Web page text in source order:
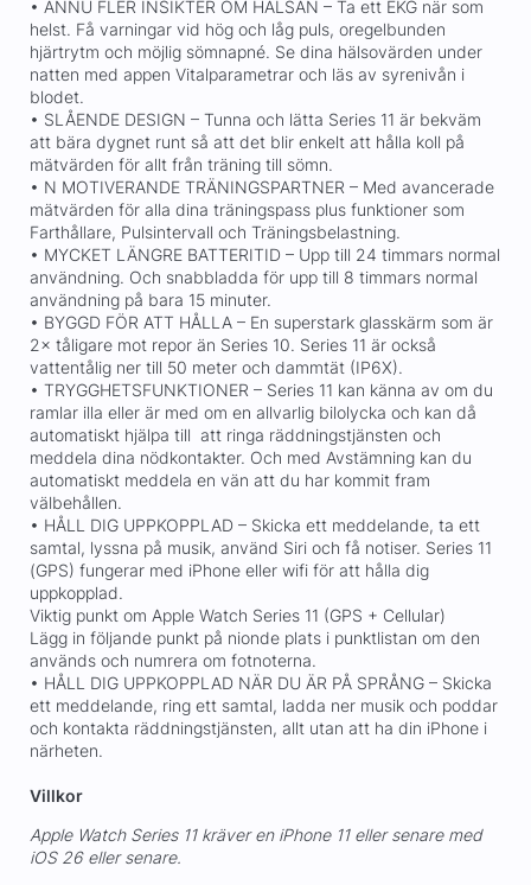
• ÄNNU FLER INSIKTER OM HÄLSAN – Ta ett EKG när som
helst. Få varningar vid hög och låg puls, oregelbunden
hjärtrytm och möjlig sömnapné. Se dina hälsovärden under
natten med appen Vitalparametrar och läs av syrenivån i
blodet.
• SLÅENDE DESIGN – Tunna och lätta Series 11 är bekväm
att bära dygnet runt så att det blir enkelt att hålla koll på
mätvärden för allt från träning till sömn.
• N MOTIVERANDE TRÄNINGSPARTNER – Med avancerade
mätvärden för alla dina träningspass plus funktioner som
Farthållare, Pulsintervall och Träningsbelastning.
• MYCKET LÄNGRE BATTERITID – Upp till 24 timmars normal
användning. Och snabbladda för upp till 8 timmars normal
användning på bara 15 minuter.
• BYGGD FÖR ATT HÅLLA – En superstark glasskärm som är
2× tåligare mot repor än Series 10. Series 11 är också
vattentålig ner till 50 meter och dammtät (IP6X).
• TRYGGHETSFUNKTIONER – Series 11 kan känna av om du
ramlar illa eller är med om en allvarlig bilolycka och kan då
automatiskt hjälpa till att ringa räddningstjänsten och
meddela dina nödkontakter. Och med Avstämning kan du
automatiskt meddela en vän att du har kommit fram
välbehållen.
• HÅLL DIG UPPKOPPLAD – Skicka ett meddelande, ta ett
samtal, lyssna på musik, använd Siri och få notiser. Series 11
(GPS) fungerar med iPhone eller wifi för att hålla dig
uppkopplad.
Viktig punkt om Apple Watch Series 11 (GPS + Cellular)
Lägg in följande punkt på nionde plats i punktlistan om den
används och numrera om fotnoterna.
• HÅLL DIG UPPKOPPLAD NÄR DU ÄR PÅ SPRÅNG – Skicka
ett meddelande, ring ett samtal, ladda ner musik och poddar
och kontakta räddningstjänsten, allt utan att ha din iPhone i
närheten.
Villkor
Apple Watch Series 11 kräver en iPhone 11 eller senare med
iOS 26 eller senare.